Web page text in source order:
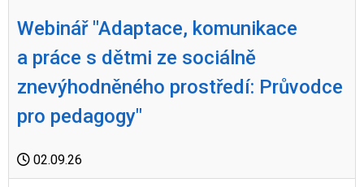
Webinář "Adaptace, komunikace
a práce s dětmi ze sociálně
znevýhodněného prostředí: Průvodce
pro pedagogy"
02.09.26